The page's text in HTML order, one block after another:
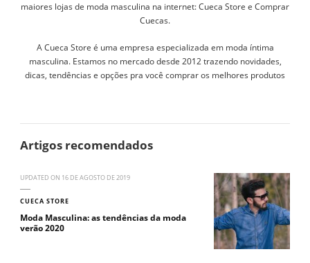
maiores lojas de moda masculina na internet: Cueca Store e Comprar
Cuecas.
A Cueca Store é uma empresa especializada em moda íntima
masculina. Estamos no mercado desde 2012 trazendo novidades,
dicas, tendências e opções pra você comprar os melhores produtos
Artigos recomendados
UPDATED ON 16 DE AGOSTO DE 2019
CUECA STORE
Moda Masculina: as tendências da moda
verão 2020